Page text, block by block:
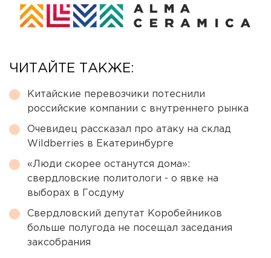
ЧИТАЙТЕ ТАКЖЕ:
Китайские перевозчики потеснили
российские компании с внутреннего рынка
Очевидец рассказал про атаку на склад
Wildberries в Екатеринбурге
«Люди скорее останутся дома»:
свердловские политологи - о явке на
выборах в Госдуму
Свердловский депутат Коробейников
больше полугода не посещал заседания
заксобрания